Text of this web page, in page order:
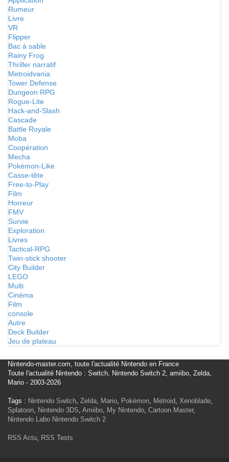
Rumeur
Livre
VR
Flipper
Bac à sable
Rainy Frog
Thriller narratif
Metroidvania
Tower Defense
Dungeon RPG
Rogue-Lite
Hack-and-Slash
Cascade
Battle Royale
Moba
Coopération
Mecha
Pokémon-Like
Casse-tête
Free-to-Play
Film
Horreur
FMV
Survie
Exploration
Livres
Tactical-RPG
Twin-stick shooter
City Builder
LEGO
Multi
Cinéma
Film
console
Autre
Deck Builder
Jeu de plateau
Nintendo-master.com, toute l'actualité Nintendo en France
Toute l'actualité Nintendo : Switch, Nintendo Switch 2, amiibo, Zelda,
Mario - 2003-2026
Tags : Nintendo Switch, Zelda, Mario, Pokémon, Metroid, Xenoblade,
Splatoon, Nintendo 3DS, Amiibo, My Nintendo, Cartoon Master,
Nintendo Labo Nintendo Switch 2
RSS Actu, RSS Tests